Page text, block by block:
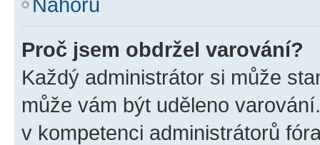
Proč jsem obdržel varování?
Každý administrátor si může
může vám být uděleno
v kompetenci administrátorů